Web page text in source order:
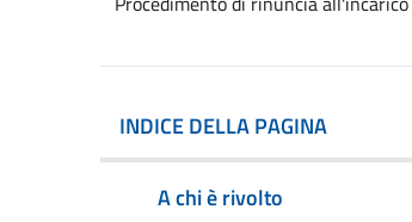
INDICE DELLA PAGINA
A chi è rivolto